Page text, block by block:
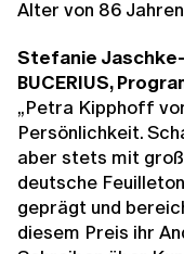
Alter von 86
Stefanie
BUCERIUS,
„Petra Kipphoff
Persönlichkeit.
aber stets mit
deutsche
geprägt und
diesem Preis ihr